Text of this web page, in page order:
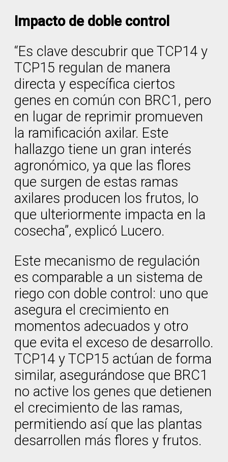
Impacto de doble control
“Es clave descubrir que TCP14 y
TCP15 regulan de manera
directa y específica ciertos
genes en común con BRC1, pero
en lugar de reprimir promueven
la ramificación axilar. Este
hallazgo tiene un gran interés
agronómico, ya que las flores
que surgen de estas ramas
axilares producen los frutos, lo
que ulteriormente impacta en la
cosecha”, explicó Lucero.
Este mecanismo de regulación
es comparable a un sistema de
riego con doble control: uno que
asegura el crecimiento en
momentos adecuados y otro
que evita el exceso de desarrollo.
TCP14 y TCP15 actúan de forma
similar, asegurándose que BRC1
no active los genes que detienen
el crecimiento de las ramas,
permitiendo así que las plantas
desarrollen más flores y frutos.